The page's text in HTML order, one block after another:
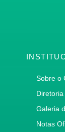
Sobre o
Diretoria
Galeria
Notas